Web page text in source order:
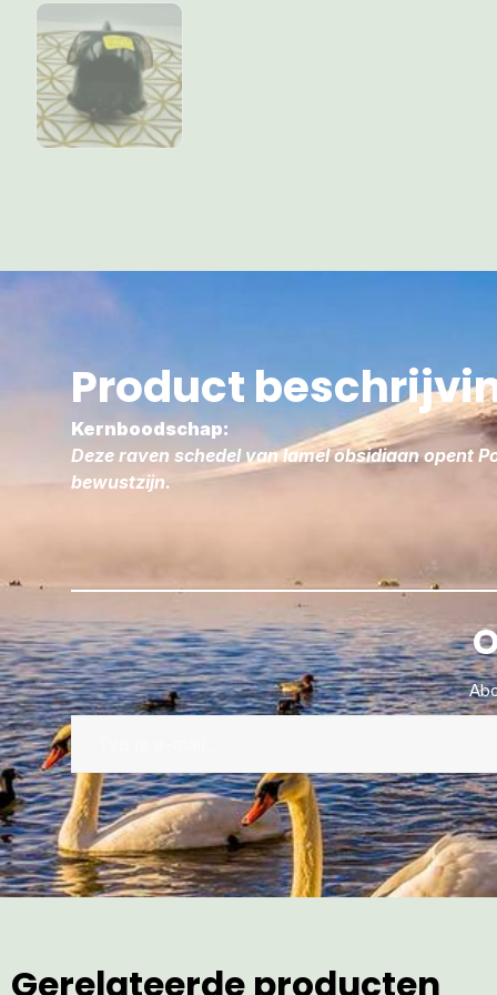
Product
Kernboodschap:
Deze raven schedel van lamel obsidiaan opent
bewustzijn.
Gerelateerde producten